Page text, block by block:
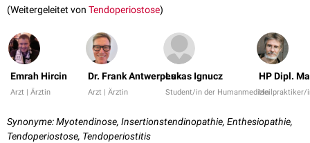
(Weitergeleitet von Tendoperiostose)
Emrah Hircin
Arzt | Ärztin
Dr. Frank Antwerpes
Arzt | Ärztin
Lukas Ignucz
Student/in der Humanmedizin
HP Dipl.
Heilpraktiker/
Synonyme: Myotendinose, Insertionstendinopathie, Enthesiopathie,
Tendoperiostose, Tendoperiostitis